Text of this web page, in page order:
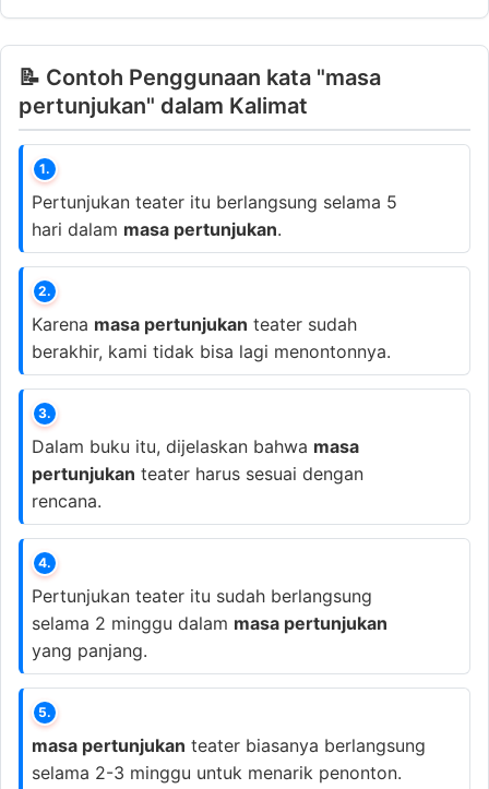
📝 Contoh Penggunaan kata "masa
pertunjukan" dalam Kalimat
1.
Pertunjukan teater itu berlangsung selama 5
hari dalam masa pertunjukan.
2.
Karena masa pertunjukan teater sudah
berakhir, kami tidak bisa lagi menontonnya.
3.
Dalam buku itu, dijelaskan bahwa masa
pertunjukan teater harus sesuai dengan
rencana.
4.
Pertunjukan teater itu sudah berlangsung
selama 2 minggu dalam masa pertunjukan
yang panjang.
5.
masa pertunjukan teater biasanya berlangsung
selama 2-3 minggu untuk menarik penonton.